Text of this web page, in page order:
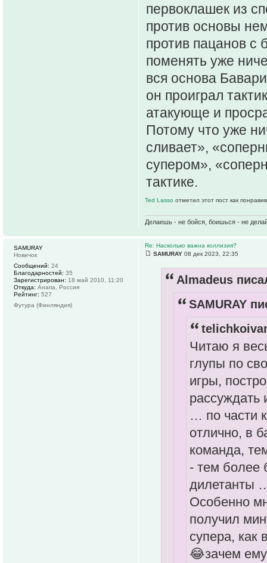
первоклашек из
против основы
против пацанов с
поменять уже
вся основа
он проиграл
атакующе и
Потому что уже
сливает»,
супером»,
тактике.
Ted Lasso отметил этот пост как
Делаешь - не бойся, боишься - не
Re: Насколько важна коллизия?
SAMURAY 08 дек 2023, 22:35
Almadeus
SAMURAY
Читаю я
глупы по
игры,
рассуждать
… по части
отлично, в
команда,
- тем более
дилетанты
Особенно
получил
супера, как
😂зачем
SAMURAY
Новичок
Сообщений: 24
Благодарностей: 35
Зарегистрирован: 18 май 2010, 11:20
Откуда: Анапа, Россия
Рейтинг: 527
Футура (Финляндия)